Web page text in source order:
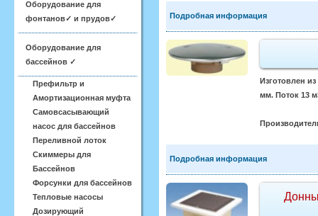
Оборудование для
фонтанов✓ и прудов✓
Оборудование для
бассейнов ✓
Префильтр и
Амортизационная муфта
Самовсасывающий
насос для бассейнов
Переливной лоток
Скиммеры для
Бассейнов
Форсунки для бассейнов
Тепловые насосы
Дозирующий
Подробная информация
Изготовлен
мм. Поток 13
Подробная информация